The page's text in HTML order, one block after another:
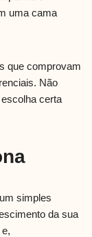
uma cama
que comprovam
Não
certa
simples
da sua